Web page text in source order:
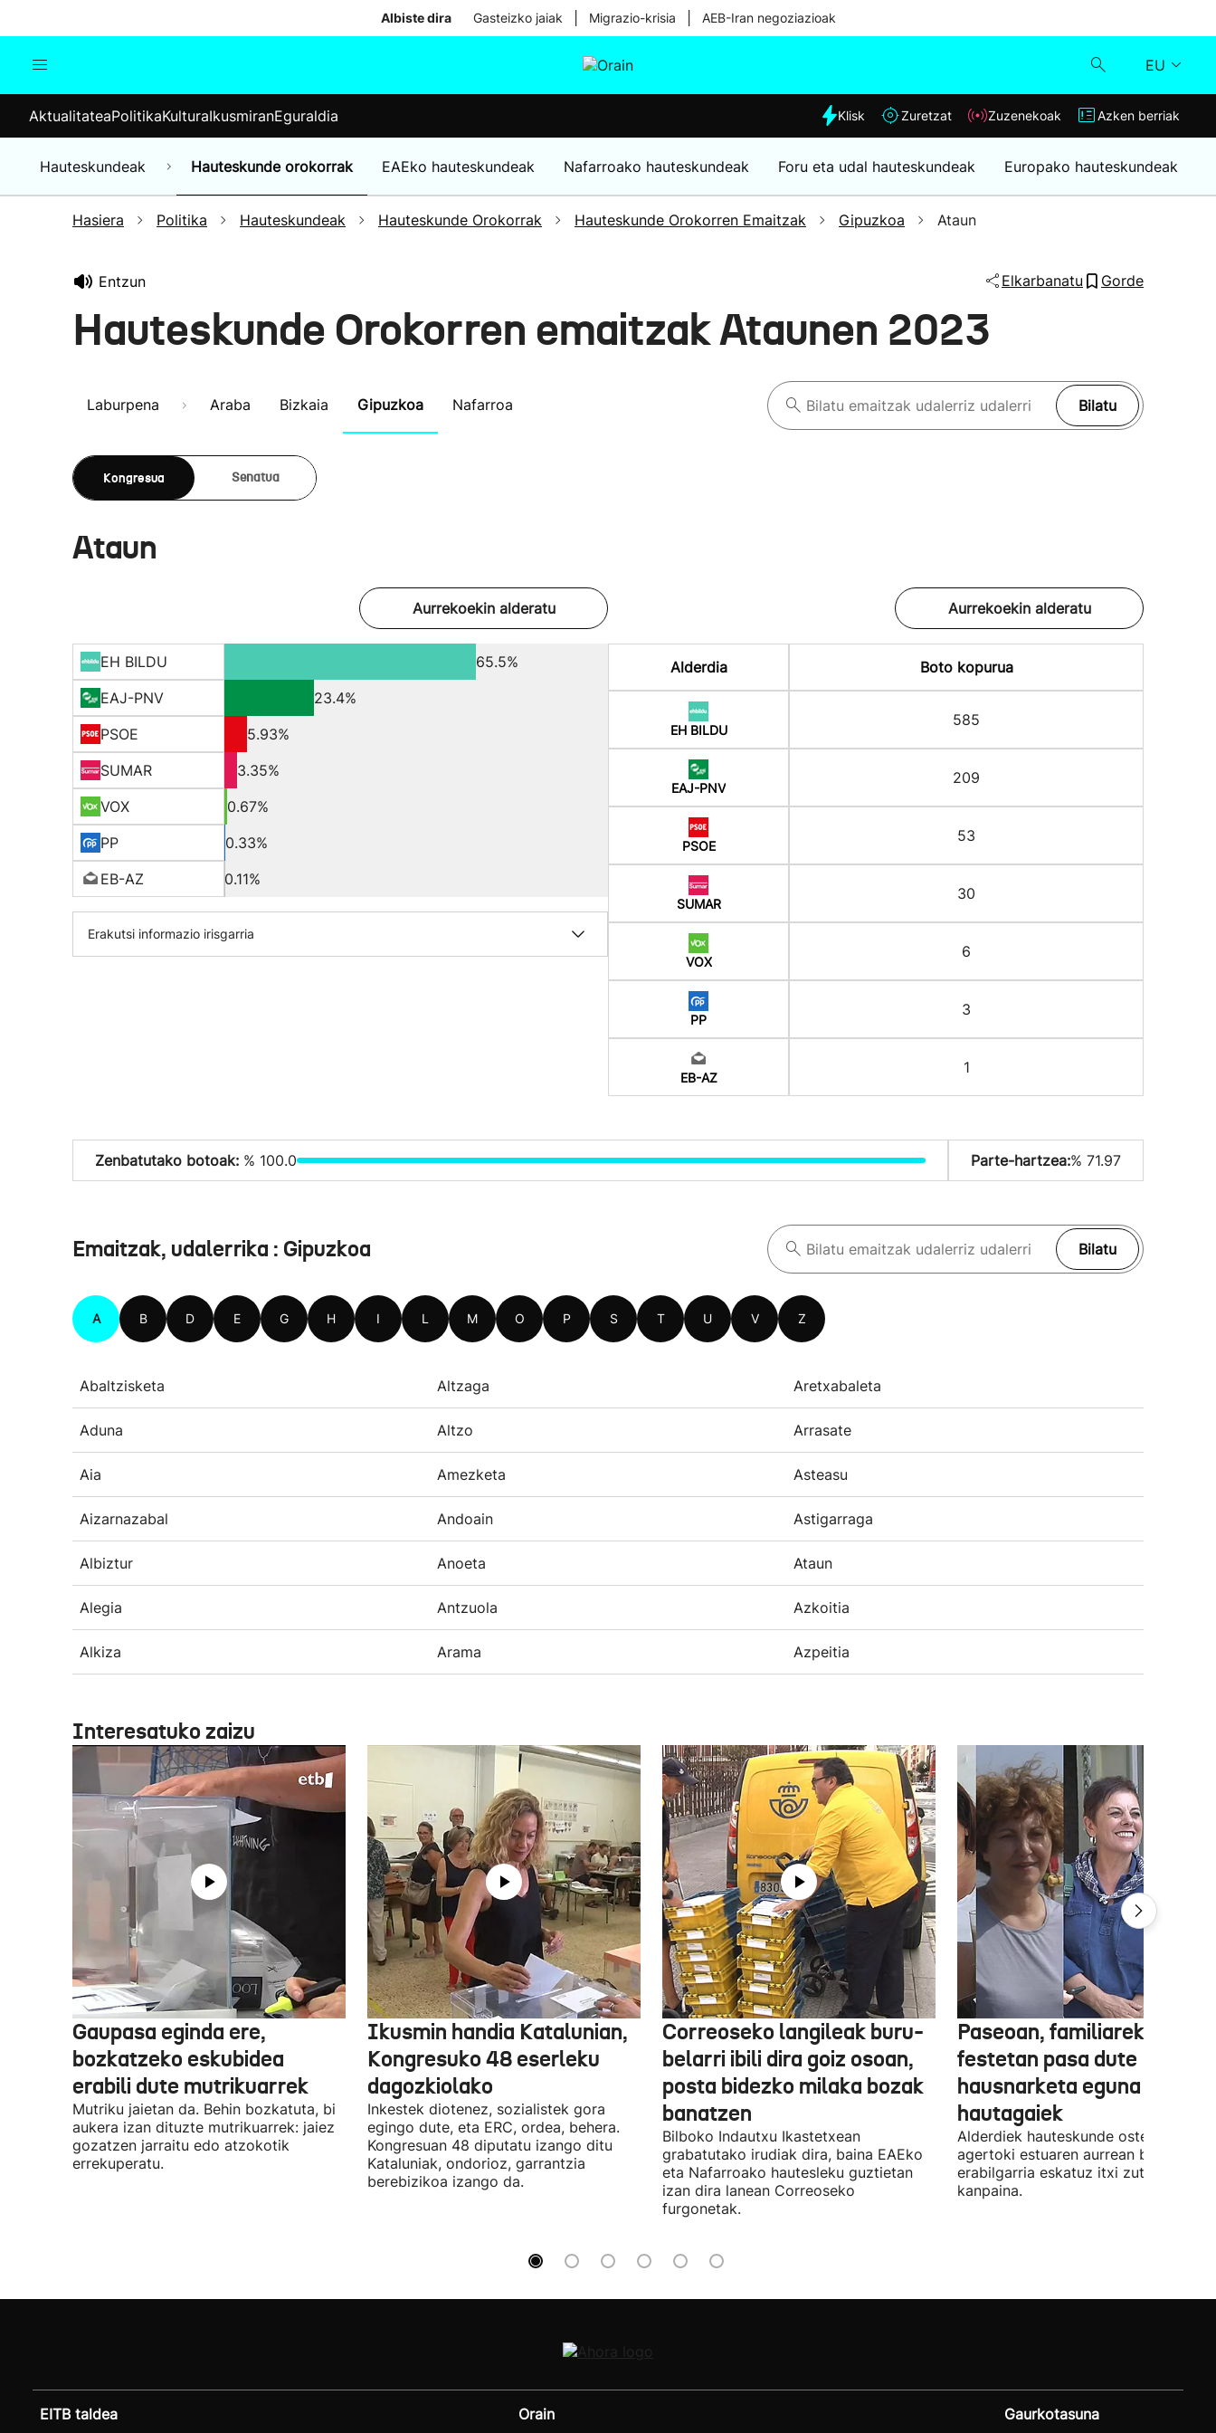
Albiste dira Gasteizko jaiak Migrazio-krisia AEB-Iran negoziazioak
EU
Munduko albisteak
Hauteskundeak
Eguraldia
Klisk
Zuzenekoak
Azken berriak
AktualitateaPolitikaKulturaIkusmiranEguraldia Klisk Zuretzat Zuzenekoak Azken berriak
Hauteskundeak Hauteskunde orokorrak EAEko hauteskundeak Nafarroako hauteskundeak Foru eta udal hauteskundeak Europako hauteskundeak
Hasiera Politika Hauteskundeak Hauteskunde Orokorrak Hauteskunde Orokorren Emaitzak Gipuzkoa Ataun
Entzun Elkarbanatu Gorde
Hauteskunde Orokorren emaitzak Ataunen 2023
Laburpena Araba Bizkaia Gipuzkoa Nafarroa Bilatu
Kongresua Senatua
Ataun
Aurrekoekin alderatu
EH BILDU
65.5%
EAJ-PNV
23.4%
PSOE
5.93%
SUMAR
3.35%
VOX
0.67%
PP
0.33%
EB-AZ
0.11%
Erakutsi informazio irisgarria
Aurrekoekin alderatu
Alderdia Boto kopurua
EH BILDU
585
EAJ-PNV
209
PSOE
53
SUMAR
30
VOX
6
PP
3
EB-AZ
1
Zenbatutako botoak: % 100.0 Parte-hartzea:% 71.97
Emaitzak, udalerrika : Gipuzkoa Bilatu
A B D E G H I L M O P S T U V Z
Abaltzisketa Altzaga Aretxabaleta
Aduna Altzo Arrasate
Aia Amezketa Asteasu
Aizarnazabal Andoain Astigarraga
Albiztur Anoeta Ataun
Alegia Antzuola Azkoitia
Alkiza Arama Azpeitia
Interesatuko zaizu
Gaupasa eginda ere,
bozkatzeko eskubidea
erabili dute mutrikuarrek
Mutriku jaietan da. Behin bozkatuta, bi
aukera izan dituzte mutrikuarrek: jaiez
gozatzen jarraitu edo atzokotik
errekuperatu.
Ikusmin handia Katalunian,
Kongresuko 48 eserleku
dagozkiolako
Inkestek diotenez, sozialistek gora
egingo dute, eta ERC, ordea, behera.
Kongresuan 48 diputatu izango ditu
Kataluniak, ondorioz, garrantzia
berebizikoa izango da.
Correoseko langileak buru-
belarri ibili dira goiz osoan,
posta bidezko milaka bozak
banatzen
Bilboko Indautxu Ikastetxean
grabatutako irudiak dira, baina EAEko
eta Nafarroako hautesleku guztietan
izan dira lanean Correoseko
furgonetak.
Paseoan, familiarekin edo
festetan pasa dute
hausnarketa eguna
hautagaiek
Alderdiek hauteskunde osteko
agertoki estuaren aurrean boto
erabilgarria eskatuz itxi zuten atzo
kanpaina.
EITB taldea Orain Gaurkotasuna